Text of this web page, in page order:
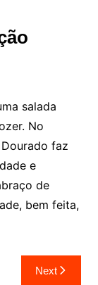
salada
No
faz
e
de
bem feita,
Next